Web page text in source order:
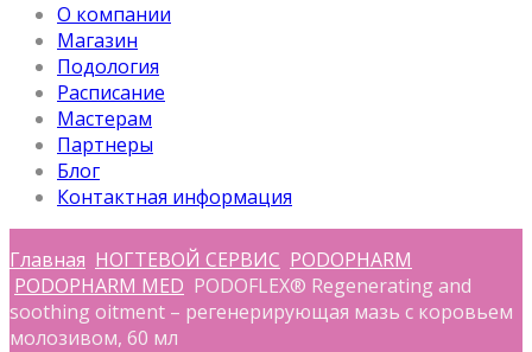
О компании
Магазин
Подология
Расписание
Мастерам
Партнеры
Блог
Контактная информация
Главная НОГТЕВОЙ СЕРВИС PODOPHARM
PODOPHARM MED PODOFLEX® Regenerating and
soothing oitment – регенерирующая мазь с коровьем
молозивом, 60 мл